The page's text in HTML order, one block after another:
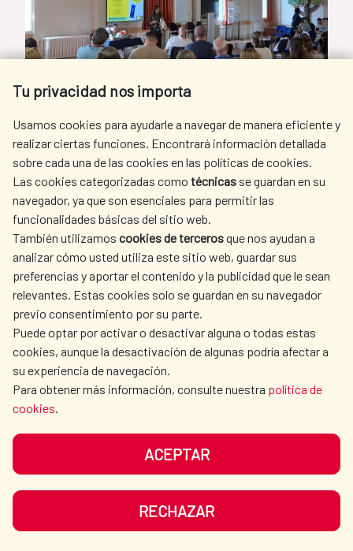
La Red de Escuelas Asociadas de la
UNESCO refuerza su papel
estratégico en la educación frente
a los nuevos retos globales
La Red de Escuelas Asociadas de la
UNESCO refuerza su papel estratégico en la
educación frente a los nuevos retos
globales La Red estrena un espacio
Cooperación Española |
LEER MÁS
Tu privacidad nos importa
Usamos cookies para ayudarle a navegar de manera eficiente y
realizar ciertas funciones. Encontrará información detallada
sobre cada una de las cookies en las políticas de cookies.
Las cookies categorizadas como técnicas se guardan en su
navegador, ya que son esenciales para permitir las
funcionalidades básicas del sitio web.
También utilizamos cookies de tercerosque nos ayudan a
analizar cómo usted utiliza este sitio web, guardar sus
preferencias y aportar el contenido y la publicidad que le sean
relevantes. Estas cookies solo se guardan en su navegador
previo consentimiento por su parte.
Puede optar por activar o desactivar alguna o todas estas
cookies, aunque la desactivación de algunas podría afectar a
su experiencia de navegación.
Para obtener más información, consulte nuestra política de
cookies.
ACEPTAR
RECHAZAR